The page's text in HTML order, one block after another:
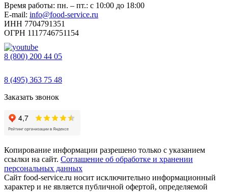
Время работы: пн. – пт.: с 10:00 до 18:00
E-mail: info@food-service.ru
ИНН 7704791351
ОГРН 1117746751154
8 (800) 200 44 05
8 (495) 363 75 48
Заказать звонок
Копирование информации разрешено только с указанием
ссылки на сайт. Соглашение об обработке и хранении
персональных данных
Сайт food-service.ru носит исключительно информационный
характер и не является публичной офертой, определяемой